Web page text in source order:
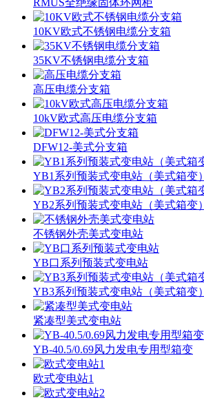
10KV欧式不锈钢电缆分支箱
35KV不锈钢电缆分支箱
高压电缆分支箱
10kV欧式高压电缆分支箱
DFW12-美式分支箱
YB1系列预装式变电站（美式箱变）
YB2系列预装式变电站（美式箱变）
不锈钢外壳美式变电站
YB口系列预装式变电站
YB3系列预装式变电站（美式箱变）
紧凑型美式变电站
YB-40.5/0.69风力发电专用型箱变
欧式变电站1